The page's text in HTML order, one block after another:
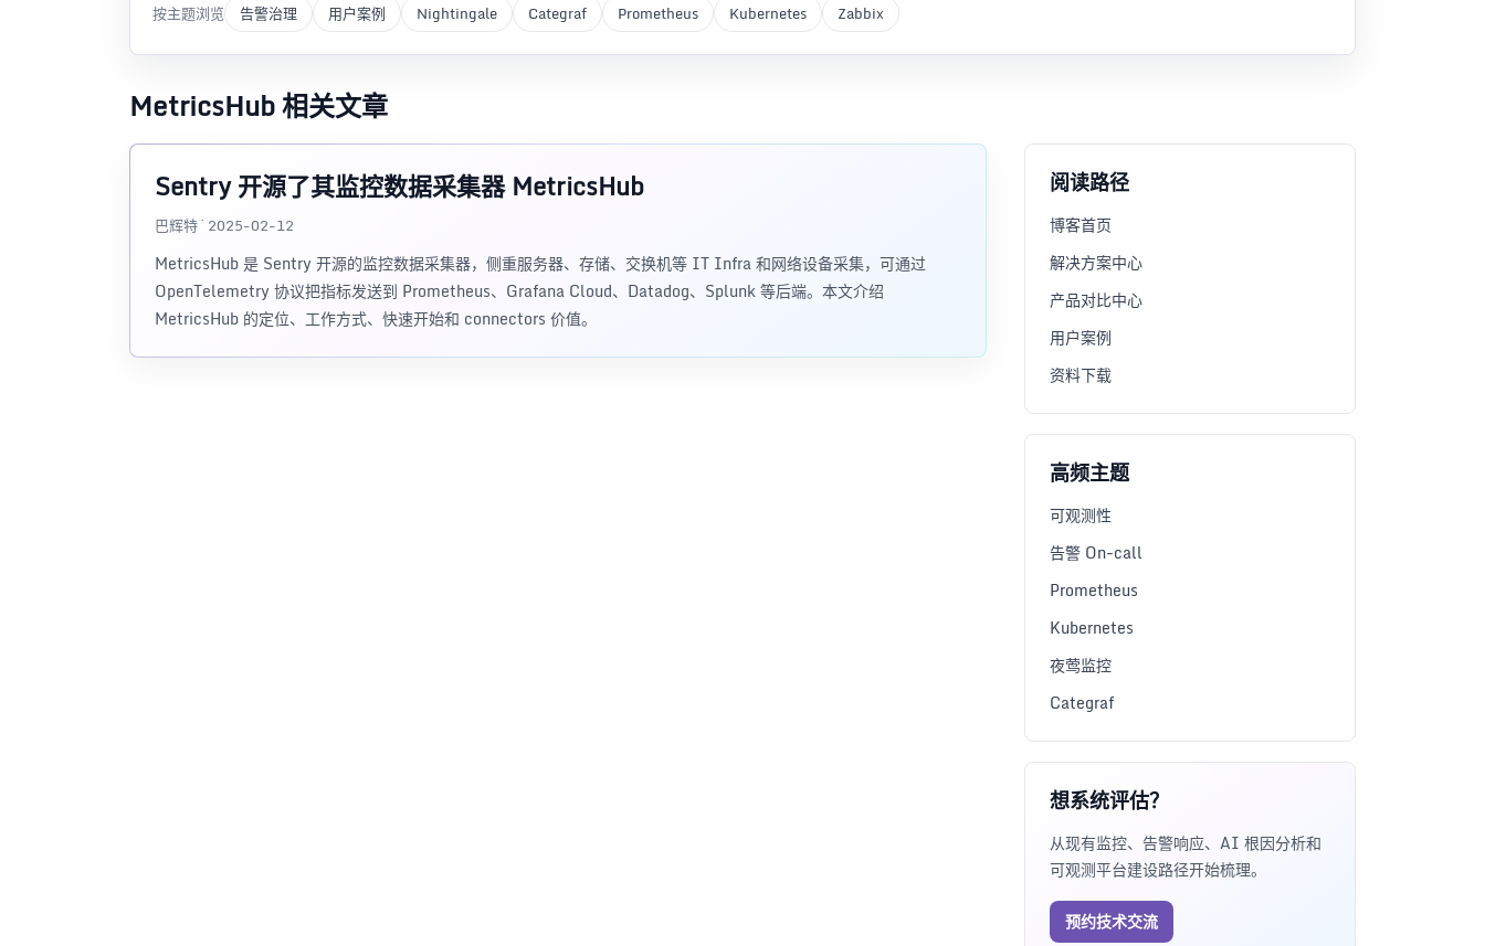
按主题浏览 告警治理 用户案例 Nightingale Categraf Prometheus Kubernetes Zabbix
MetricsHub 相关文章
Sentry 开源了其监控数据采集器 MetricsHub
巴辉特 · 2025-02-12
MetricsHub 是 Sentry 开源的监控数据采集器，侧重服务器、存储、交换机等 IT Infra 和网络设备采集，可通过
OpenTelemetry 协议把指标发送到 Prometheus、Grafana Cloud、Datadog、Splunk 等后端。本文介绍
MetricsHub 的定位、工作方式、快速开始和 connectors 价值。
阅读路径
博客首页
解决方案中心
产品对比中心
用户案例
资料下载
高频主题
可观测性
告警 On-call
Prometheus
Kubernetes
夜莺监控
Categraf
想系统评估？
从现有监控、告警响应、AI 根因分析和
可观测平台建设路径开始梳理。
预约技术交流